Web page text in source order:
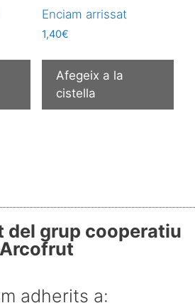
Enciam arrissat
1,40€
Afegeix a la
cistella
del grup cooperatiu
Arcofrut
adherits a: